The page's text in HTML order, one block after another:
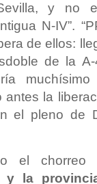
y no
N-IV”.
de ellos:
de la
la
el pleno de
el chorreo
y la